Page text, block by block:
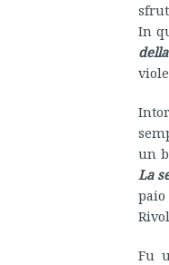
In
un
La
Fu